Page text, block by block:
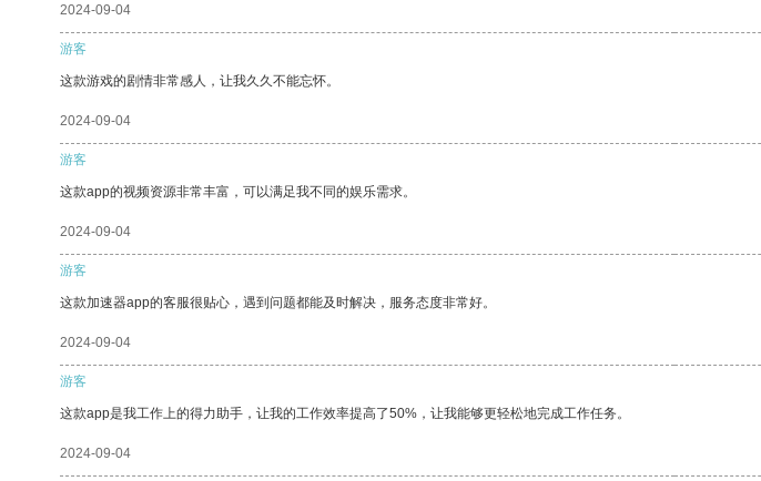
2024-09-04
游客
这款游戏的剧情非常感人，让我久久不能忘怀。
2024-09-04
游客
这款app的视频资源非常丰富，可以满足我不同的娱乐需求。
2024-09-04
游客
这款加速器app的客服很贴心，遇到问题都能及时解决，服务态度非常好。
2024-09-04
游客
这款app是我工作上的得力助手，让我的工作效率提高了50%，让我能够更轻松地完成工作任务。
2024-09-04